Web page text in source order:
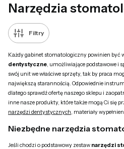
Narzędzia
Filtry
Każdy gabinet stomatologiczny powinien być
dentystyczne, umożliwiające podstawowe i
swój unit we właściwe sprzęty, tak by praca
największą starannością. Odpowiednie
dlatego sprawdź ofertę naszego sklepu i
inne nasze produkty, które także mogą Ci się
narzędzi dentystycznych, materiały
Niezbędne narzędzia
Jeśli chodzi o podstawowy zestaw narzędzi